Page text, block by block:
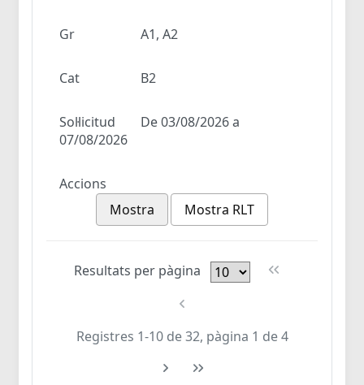
Gr A1, A2
Cat B2
Sol·licitud
De 03/08/2026 a
07/08/2026
Accions
Mostra
Mostra RLT
Resultats per pàgina
Registres 1-10 de 32, pàgina 1 de 4